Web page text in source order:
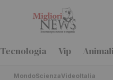
Tecnologia Vip Animali
MondoScienzaVideoItalia